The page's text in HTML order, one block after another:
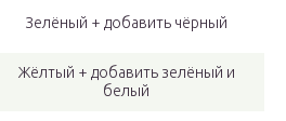
Зелёный + добавить чёрный
Жёлтый + добавить зелёный и
белый